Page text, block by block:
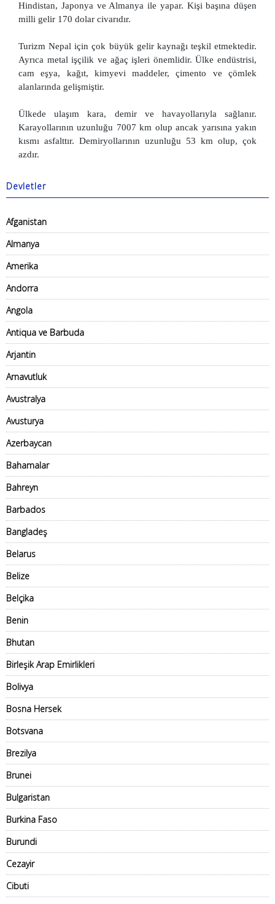
Hindistan, Japonya ve Almanya ile yapar. Kişi başına düşen
milli gelir 170 dolar civarıdır.
Turizm Nepal için çok büyük gelir kaynağı teşkil etmektedir.
Ayrıca metal işçilik ve ağaç işleri önemlidir. Ülke endüstrisi,
cam eşya, kağıt, kimyevi maddeler, çimento ve çömlek
alanlarında gelişmiştir.
Ülkede ulaşım kara, demir ve havayollarıyla sağlanır.
Karayollarının uzunluğu 7007 km olup ancak yarısına yakın
kısmı asfalttır. Demiryollarının uzunluğu 53 km olup, çok
azdır.
Devletler
Afganistan
Almanya
Amerika
Andorra
Angola
Antiqua ve Barbuda
Arjantin
Arnavutluk
Avustralya
Avusturya
Azerbaycan
Bahamalar
Bahreyn
Barbados
Bangladeş
Belarus
Belize
Belçika
Benin
Bhutan
Birleşik Arap Emirlikleri
Bolivya
Bosna Hersek
Botsvana
Brezilya
Brunei
Bulgaristan
Burkina Faso
Burundi
Cezayir
Cibuti